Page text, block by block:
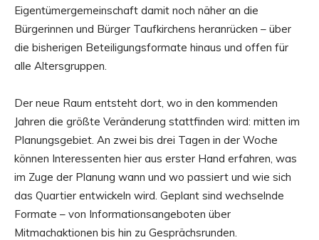
Eigentümergemeinschaft damit noch näher an die
Bürgerinnen und Bürger Taufkirchens heranrücken – über
die bisherigen Beteiligungsformate hinaus und offen für
alle Altersgruppen.
Der neue Raum entsteht dort, wo in den kommenden
Jahren die größte Veränderung stattfinden wird: mitten im
Planungsgebiet. An zwei bis drei Tagen in der Woche
können Interessenten hier aus erster Hand erfahren, was
im Zuge der Planung wann und wo passiert und wie sich
das Quartier entwickeln wird. Geplant sind wechselnde
Formate – von Informationsangeboten über
Mitmachaktionen bis hin zu Gesprächsrunden.